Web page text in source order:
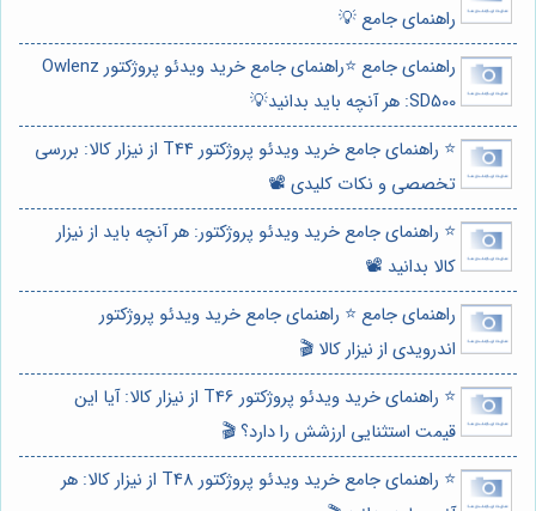
راهنمای جامع 💡
راهنمای جامع ⭐️راهنمای جامع خرید ویدئو پروژکتور Owlenz
SD500: هر آنچه باید بدانید💡
⭐️ راهنمای جامع خرید ویدئو پروژکتور T44 از نیزار کالا: بررسی
تخصصی و نکات کلیدی 📽️
⭐️ راهنمای جامع خرید ویدئو پروژکتور: هر آنچه باید از نیزار
کالا بدانید 📽️
راهنمای جامع ⭐️ راهنمای جامع خرید ویدئو پروژکتور
اندرویدی از نیزار کالا 🎬
⭐️ راهنمای خرید ویدئو پروژکتور T46 از نیزار کالا: آیا این
قیمت استثنایی ارزشش را دارد؟ 🎬
⭐️ راهنمای جامع خرید ویدئو پروژکتور T48 از نیزار کالا: هر